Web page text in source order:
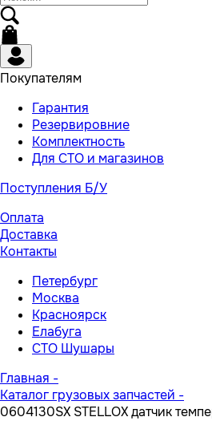
Покупателям
Гарантия
Резервировние
Комплектность
Для СТО и магазинов
Поступления Б/У
Оплата
Доставка
Контакты
Петербург
Москва
Красноярск
Елабуга
СТО Шушары
Главная -
Каталог грузовых запчастей -
0604130SX STELLOX датчик